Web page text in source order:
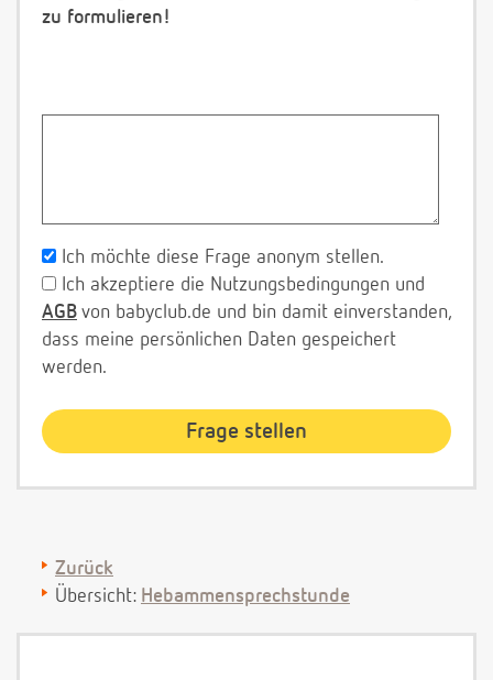
zu formulieren!
Ich möchte diese Frage anonym stellen.
Ich akzeptiere die Nutzungsbedingungen und
AGB von babyclub.de und bin damit einverstanden,
dass meine persönlichen Daten gespeichert
werden.
Zurück
Übersicht: Hebammensprechstunde